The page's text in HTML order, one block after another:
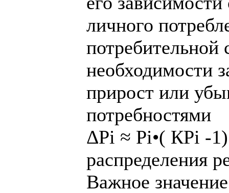
личного
потребительной
необходимости
прирост или
потребностями
ΔРi ≈ Рi•( КРi -
распределения
Важное